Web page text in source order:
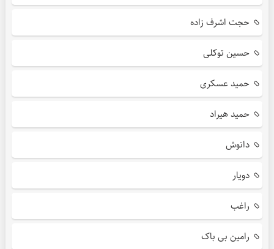
حجت اشرف زاده
حسین توکلی
حمید عسکری
حمید هیراد
دانوش
دویار
راغب
رامین بی باک